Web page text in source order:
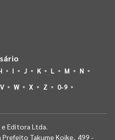
I J K L M
N
V W X Z 0-9
Editora Ltda.
Prefeito Takume Koike, 499 -